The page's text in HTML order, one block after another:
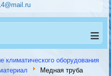
≡
климатического оборудования
Медная труба